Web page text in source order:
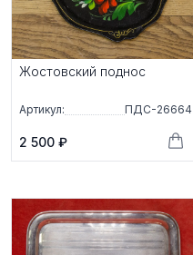
Жостовский поднос
Артикул: ПДС-26664
2 500 ₽